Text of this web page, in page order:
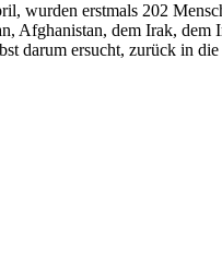
wurden erstmals 202
Afghanistan, dem Irak,
darum ersucht, zurück in